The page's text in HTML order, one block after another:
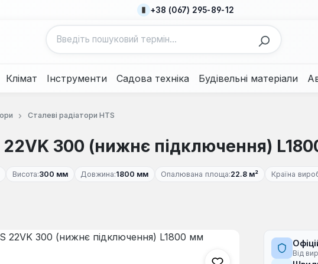
+38 (067) 295-89-12
Клімат Інструменти Садова техніка Будівельні матеріали
Сталеві радіатори HTS
22VK 300 (нижнє підключення)
Висота:300 мм Довжина:1800 мм Опалювана площа:22.8 м² Країна
Від